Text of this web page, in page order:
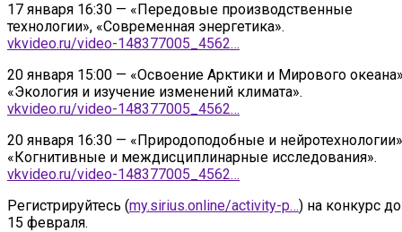
17 января 16:30 — «Передовые производственные
технологии», «Современная энергетика».
vkvideo.ru/video-148377005_4562…
20 января 15:00 — «Освоение Арктики и Мирового
«Экология и изучение изменений климата».
vkvideo.ru/video-148377005_4562…
20 января 16:30 — «Природоподобные и
«Когнитивные и междисциплинарные исследования».
vkvideo.ru/video-148377005_4562…
Регистрируйтесь (my.sirius.online/activity-p…) на конкурс до
15 февраля.